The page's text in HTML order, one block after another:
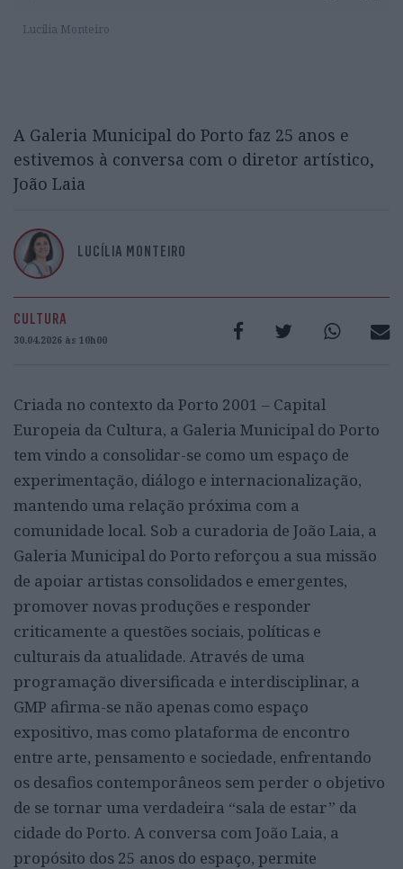
Lucilia Monteiro
A Galeria Municipal do Porto faz 25 anos e
estivemos à conversa com o diretor artístico,
João Laia
LUCÍLIA MONTEIRO
CULTURA
30.04.2026 às 10h00
Criada no contexto da Porto 2001 – Capital
Europeia da Cultura, a Galeria Municipal do Porto
tem vindo a consolidar-se como um espaço de
experimentação, diálogo e internacionalização,
mantendo uma relação próxima com a
comunidade local. Sob a curadoria de João Laia, a
Galeria Municipal do Porto reforçou a sua missão
de apoiar artistas consolidados e emergentes,
promover novas produções e responder
criticamente a questões sociais, políticas e
culturais da atualidade. Através de uma
programação diversificada e interdisciplinar, a
GMP afirma-se não apenas como espaço
expositivo, mas como plataforma de encontro
entre arte, pensamento e sociedade, enfrentando
os desafios contemporâneos sem perder o objetivo
de se tornar uma verdadeira “sala de estar” da
cidade do Porto. A conversa com João Laia, a
propósito dos 25 anos do espaço, permite